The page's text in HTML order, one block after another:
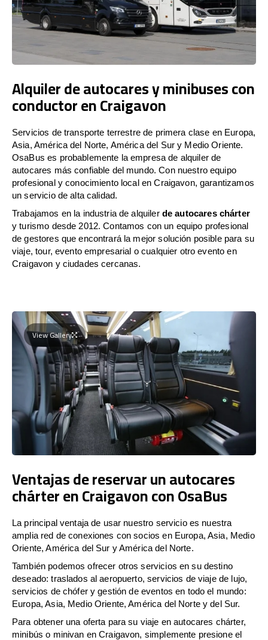
Alquiler de autocares y minibuses con
conductor en Craigavon
Servicios de transporte terrestre de primera clase en Europa,
Asia, América del Norte, América del Sur y Medio Oriente.
OsaBus es probablemente la empresa de alquiler de
autocares más confiable del mundo. Con nuestro equipo
profesional y conocimiento local en Craigavon, garantizamos
un servicio de alta calidad.
Trabajamos en la industria de alquiler de autocares chárter
y turismo desde 2012. Contamos con un equipo profesional
de gestores que encontrará la mejor solución posible para su
viaje, tour, evento empresarial o cualquier otro evento en
Craigavon y ciudades cercanas.
View Gallery
Ventajas de reservar un autocares
chárter en Craigavon con OsaBus
La principal ventaja de usar nuestro servicio es nuestra
amplia red de conexiones con socios en Europa, Asia, Medio
Oriente, América del Sur y América del Norte.
También podemos ofrecer otros servicios en su destino
deseado: traslados al aeropuerto, servicios de viaje de lujo,
servicios de chófer y gestión de eventos en todo el mundo:
Europa, Asia, Medio Oriente, América del Norte y del Sur.
Para obtener una oferta para su viaje en autocares chárter,
minibús o minivan en Craigavon, simplemente presione el